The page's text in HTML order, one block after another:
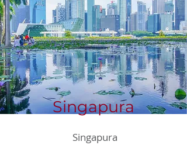
Singapura
Singapura